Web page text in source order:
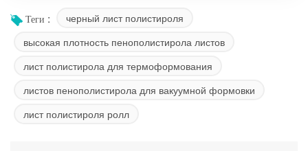
Теги :
черный лист полистироля
высокая плотность пенополистирола листов
лист полистирола для термоформования
листов пенополистирола для вакуумной формовки
лист полистироля ролл